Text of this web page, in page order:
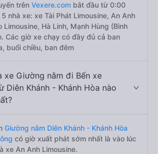
trên Vexere.com bắt đầu từ 0:00
nhà xe: xe Tài Phát Limousine, An Anh
Limousine, Hà Linh, Mạnh Hùng (Bình
Các giờ xe chạy có đầy đủ cả ban
buổi chiều, ban đêm
xe Giường nằm đi Bến xe
Diên Khánh - Khánh Hòa nào
Giường nằm Diên Khánh - Khánh Hòa
có giờ xuất phát sớm nhất là vào lúc
xe An Anh Limousine.